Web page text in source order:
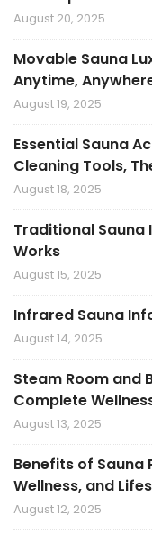
August 20, 2025
Movable Sauna
Anytime,
August 19, 2025
Essential Sauna
Cleaning Tools,
August 18, 2025
Traditional Sauna
Works
August 15, 2025
Infrared Sauna
August 14, 2025
Steam Room and
Complete
August 13, 2025
Benefits of Sauna
Wellness, and
August 12, 2025